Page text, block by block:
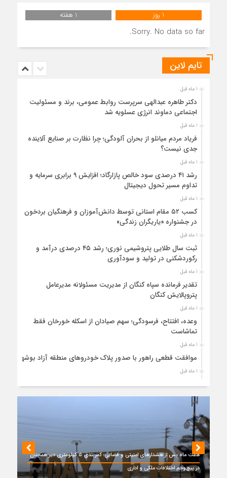
1 روز 1 هفته
Sorry. No data so far.
تایم لاین
1 ماه قبل
دکتر طاهره عبدالهی سرپرست روابط عمومی، برند و مسئولیت
اجتماعی دماوند انرژی عسلویه شد
1 ماه قبل
فریاد مردم میانلو از بحران آلودگی؛ چرا نظارت بر صنایع آلاینده
جدی نیست؟
1 ماه قبل
رشد ۴۱ درصدی سود خالص پازارگاد؛ افزایش ۹ برابری سرمایه و
تداوم مسیر تحول دیجیتال
1 ماه قبل
کسب ۵۲ مقام استانی توسط دانش‌آموزان و فرهنگیان بردخون
در جشنواره «یاریگران زندگی»
1 ماه قبل
ثبت سال طلایی پتروشیمی نوری؛ رشد ۴۵ درصدی درآمد و
رکوردشکنی در تولید و سودآوری
1 ماه قبل
تقدیر فرمانده سپاه کنگان از مدیریت مسئولانه مدیرعامل
پتروپالایش کنگان
1 ماه قبل
وعده، افتتاح، فرسودگی؛ سهم صیادان از اسکله خورخان فقط
تماشاست
1 ماه قبل
موافقت قطعی راهور با صدور پلاک خودروهای منطقه آزاد بوشهر
1 ماه قبل
حضور میدانی واحد ثبتی دیر در آبدان؛ ارائه خدمات و نقشه‌برداری
رایگان برای کاهش مراجعات مردمی
دبیر ستاد بزرگداشت هفته دولت در استان بوشهر منصوب شد
1 ماه قبل
کمربندی دیر؛ مسیر نجاتی که در بن‌بست ترک‌فعل‌ها مانده است
1 ماه قبل
پتروشیمی نوری بر سکوی طلای BRICS 2026 ایستاد
هفت ماه پس از هشدارهای امنیتی و قضایی؛ کمربندی ۵ کیلومتری دیر همچنان
در پیچ‌وخم اختلافات ملکی و اداری